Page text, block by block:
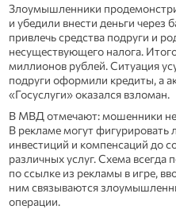
Злоумышленники
и убедили внести деньги через
привлечь средства подруги и
несуществующего налога.
миллионов рублей. Ситуация
подруги оформили кредиты, а
«Госуслуги» оказался взломан.
В МВД отмечают: мошенники не
В рекламе могут
инвестиций и компенсаций до
различных услуг. Схема всегда
по ссылке из рекламы в игре,
ним связываются
операции.